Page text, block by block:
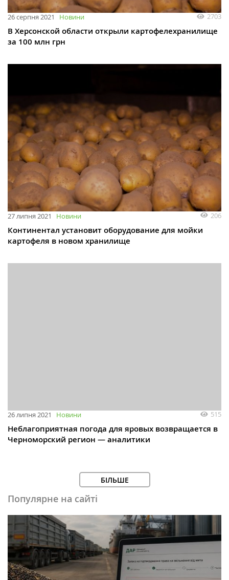
26 серпня 2021 Новини 2703
В Херсонской области открыли картофелехранилище
за 100 млн грн
27 липня 2021 Новини 206
Континентал установит оборудование для мойки
картофеля в новом хранилище
26 липня 2021 Новини 515
Неблагоприятная погода для яровых возвращается в
Черноморский регион — аналитики
БІЛЬШЕ
Популярне на сайті